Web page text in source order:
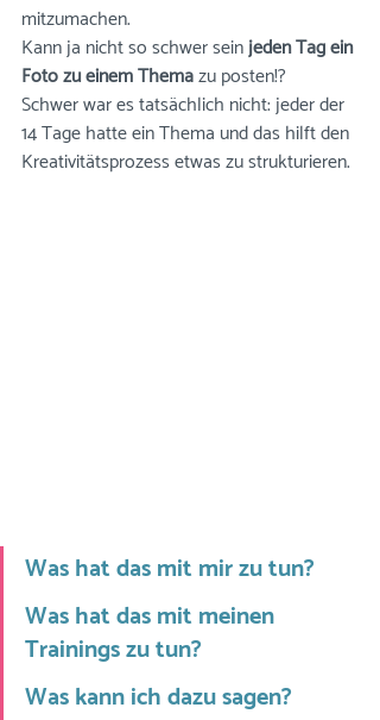
mitzumachen.
Kann ja nicht so schwer sein jeden Tag ein
Foto zu einem Thema zu posten!?
Schwer war es tatsächlich nicht: jeder der
14 Tage hatte ein Thema und das hilft den
Kreativitätsprozess etwas zu strukturieren.
Was hat das mit mir zu tun?
Was hat das mit meinen
Trainings zu tun?
Was kann ich dazu sagen?